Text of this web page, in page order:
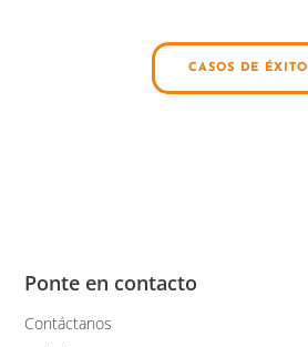
CASOS DE ÉXITO
Ponte en contacto
Contáctanos